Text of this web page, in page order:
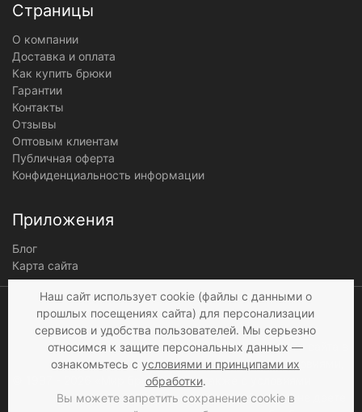
Страницы
О компании
Доставка и оплата
Как купить брюки
Гарантии
Контакты
Отзывы
Оптовым клиентам
Публичная оферта
Конфиденциальность информации
Приложения
Блог
Карта сайта
© 1997 - 2026 «Мир брюк»
Мы получаем и
обрабатываем
персональные данные
посетителей нашего сайта в
соответствии сусловиями
а также c
продажи. Если вы не даете
Наш сайт использует cookie (файлы с данными о
прошлых посещениях сайта) для персонализации
сервисов и удобства пользователей. Мы серьезно
относимся к защите персональных данных —
ознакомьтесь с условиями и принципами их
обработки.
Вы можете запретить сохранение cookie в